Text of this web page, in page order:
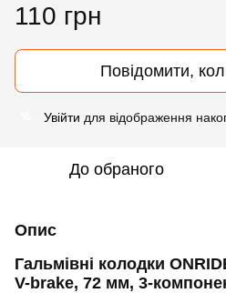
110 грн
Повідомити,
Увійти для відображення
До обраного
Опис
Гальмівні колодки
V-brake, 72 мм, 3-